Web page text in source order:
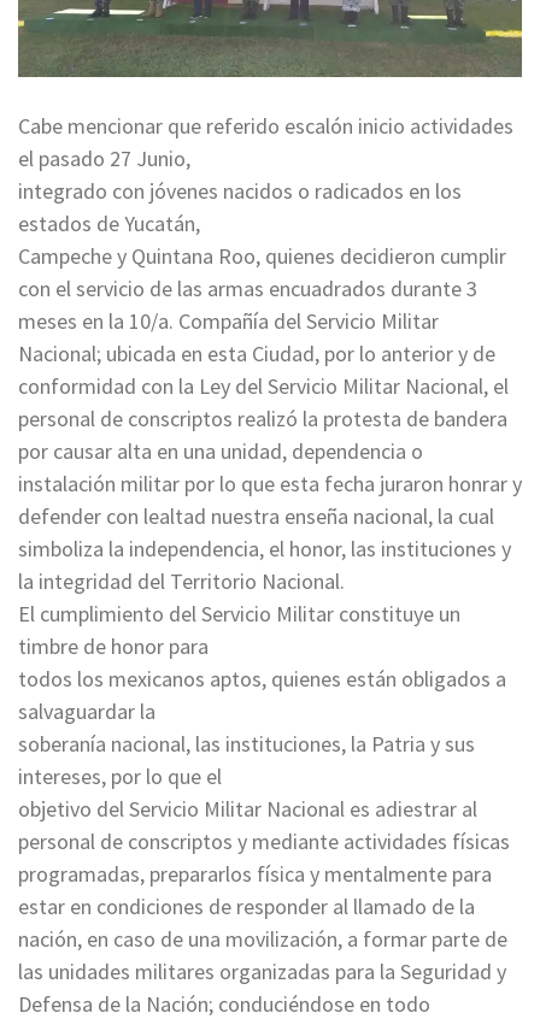
Cabe mencionar que referido escalón inicio actividades
el pasado 27 Junio,
integrado con jóvenes nacidos o radicados en los
estados de Yucatán,
Campeche y Quintana Roo, quienes decidieron cumplir
con el servicio de las armas encuadrados durante 3
meses en la 10/a. Compañía del Servicio Militar
Nacional; ubicada en esta Ciudad, por lo anterior y de
conformidad con la Ley del Servicio Militar Nacional, el
personal de conscriptos realizó la protesta de bandera
por causar alta en una unidad, dependencia o
instalación militar por lo que esta fecha juraron honrar y
defender con lealtad nuestra enseña nacional, la cual
simboliza la independencia, el honor, las instituciones y
la integridad del Territorio Nacional.
El cumplimiento del Servicio Militar constituye un
timbre de honor para
todos los mexicanos aptos, quienes están obligados a
salvaguardar la
soberanía nacional, las instituciones, la Patria y sus
intereses, por lo que el
objetivo del Servicio Militar Nacional es adiestrar al
personal de conscriptos y mediante actividades físicas
programadas, prepararlos física y mentalmente para
estar en condiciones de responder al llamado de la
nación, en caso de una movilización, a formar parte de
las unidades militares organizadas para la Seguridad y
Defensa de la Nación; conduciéndose en todo